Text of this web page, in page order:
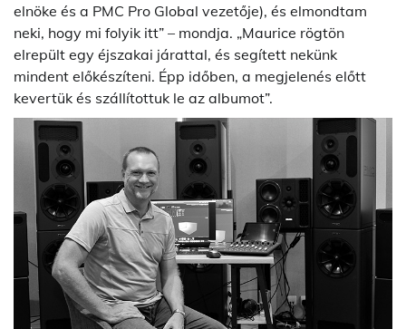
elnöke és a PMC Pro Global vezetője), és elmondtam
neki, hogy mi folyik itt” – mondja. „Maurice rögtön
elrepült egy éjszakai járattal, és segített nekünk
mindent előkészíteni. Épp időben, a megjelenés előtt
kevertük és szállítottuk le az albumot”.